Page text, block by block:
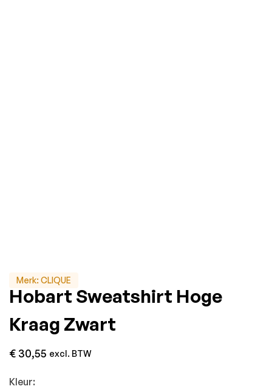
Merk: CLIQUE
Hobart Sweatshirt Hoge
Kraag Zwart
€ 30,55 excl. BTW
Kleur: